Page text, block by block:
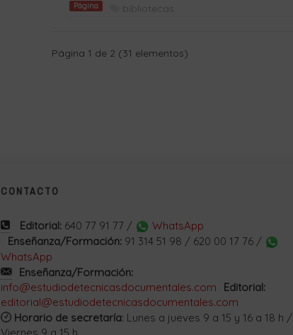
Página bibliotecas
Página 1 de 2 (31 elementos)
CONTACTO
Editorial: 640 77 91 77 /
WhatsApp
Enseñanza/Formación: 91 314 51 98 / 620 00 17 76 /
WhatsApp
Enseñanza/Formación:
info@estudiodetecnicasdocumentales.com
Editorial:
editorial@estudiodetecnicasdocumentales.com
Horario de secretaría: Lunes a jueves 9 a 15 y 16 a 18 h /